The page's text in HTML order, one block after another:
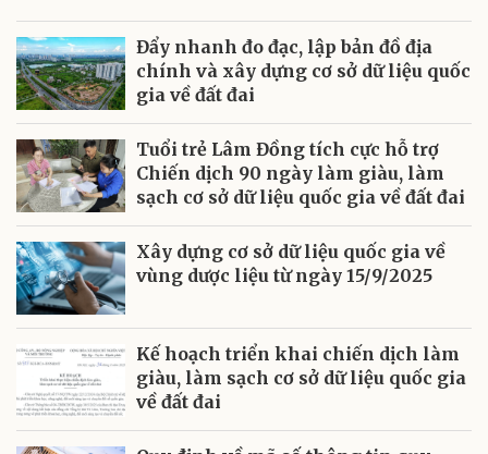
Đẩy nhanh đo đạc, lập bản đồ địa
chính và xây dựng cơ sở dữ liệu quốc
gia về đất đai
Tuổi trẻ Lâm Đồng tích cực hỗ trợ
Chiến dịch 90 ngày làm giàu, làm
sạch cơ sở dữ liệu quốc gia về đất đai
Xây dựng cơ sở dữ liệu quốc gia về
vùng dược liệu từ ngày 15/9/2025
Kế hoạch triển khai chiến dịch làm
giàu, làm sạch cơ sở dữ liệu quốc gia
về đất đai